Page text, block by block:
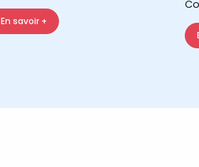
En savoir +